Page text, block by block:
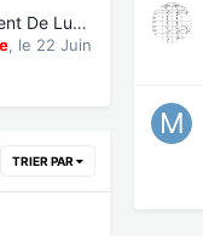
[Tuto] : Changement De Lunette Arrière Sur Barchetta.
, le 22 Juin
TRIER PAR